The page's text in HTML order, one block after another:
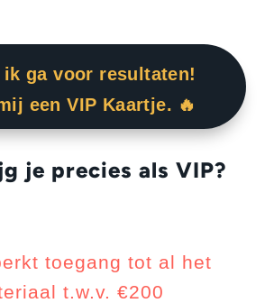
ik ga voor resultaten!
een VIP Kaartje. 🔥
je precies als VIP?
toegang tot al het
t.w.v. €200